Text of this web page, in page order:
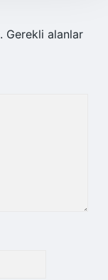
Gerekli alanlar